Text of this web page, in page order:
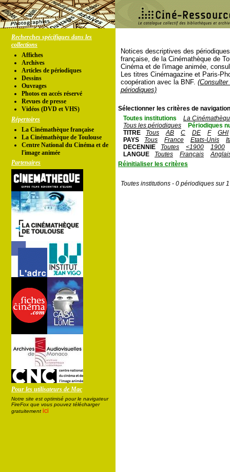
Recherches spécifiques dans les
collections
Affiches
Archives
Articles de périodiques
Dessins
Ouvrages
Photos en accés réservé
Revues de presse
Vidéos (DVD et VHS)
Répertoires
La Cinémathèque française
La Cinémathèque de Toulouse
Centre National du Cinéma et de
l'image animée
Partenaires
Pour les utilisateurs de Mac
Notre site est optimisé pour le navigateur
FireFox que vous pouvez télécharger
gratuitement ici
Notices descriptives des
française, de la Cinémathèque de
Cinéma et de l'image animée,
Les titres Cinémagazine et Paris-
coopération avec la BNF.
périodiques)
Sélectionner les critères de
Toutes institutions
La
Tous les périodiques
Périodiques
TITRE
Tous AB C DE F
GHI
PAYS
Tous France Etats-Unis
DECENNIE
Toutes <1900
1900
LANGUE
Toutes Français
Réinitialiser les critères
Toutes institutions - 0 périodiques sur